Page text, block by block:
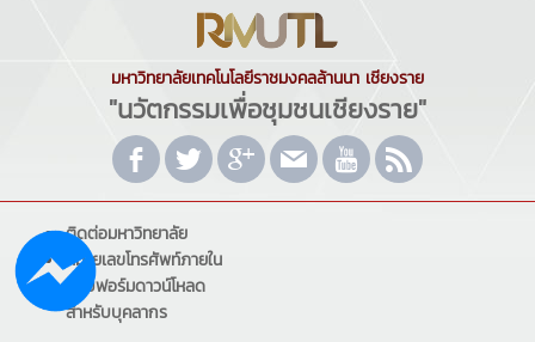
มหาวิทยาลัยเทคโนโลยีราชมงคลล้านนา เชียงราย
"นวัตกรรมเพื่อชุมชนเชียงราย"
ติดต่อมหาวิทยาลัย
หมายเลขโทรศัพท์ภายใน
แบบฟอร์มดาวน์โหลด
สำหรับบุคลากร